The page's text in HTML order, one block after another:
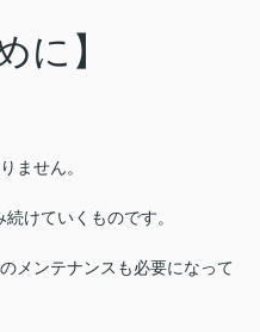
に】
ません。
けていくものです。
メンテナンスも必要になって